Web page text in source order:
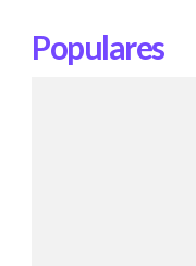
Populares